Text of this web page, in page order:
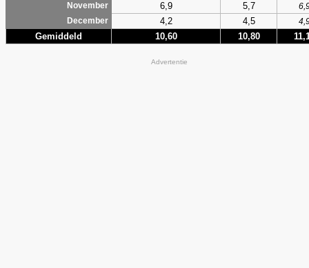
November
6,9 5,7
December
4,2 4,5
Gemiddeld 10,60 10,80
Advertentie